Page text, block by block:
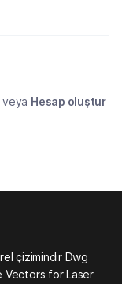
veya Hesap oluştur
çizimindir Dwg
Vectors for Laser